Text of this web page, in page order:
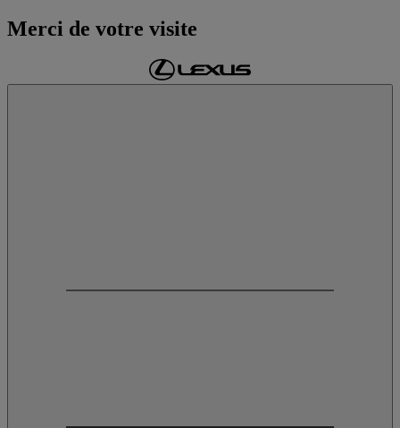
Merci de votre visite